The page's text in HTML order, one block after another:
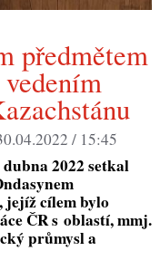
/ 15:45
2022 setkal
jejíž cílem bylo
ČR s oblastí, mmj.
průmysl a